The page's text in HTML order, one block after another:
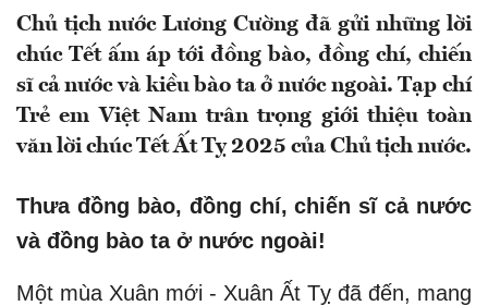
Chủ tịch nước Lương Cường đã gửi những lời
chúc Tết ấm áp tới đồng bào, đồng chí, chiến
sĩ cả nước và kiều bào ta ở nước ngoài. Tạp chí
Trẻ em Việt Nam trân trọng giới thiệu toàn
văn lời chúc Tết Ất Tỵ 2025 của Chủ tịch nước.
Thưa đồng bào, đồng chí, chiến sĩ cả nước
và đồng bào ta ở nước ngoài!
Một mùa Xuân mới - Xuân Ất Tỵ đã đến, mang